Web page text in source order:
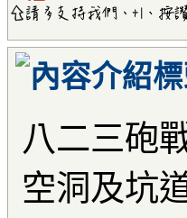
八二三砲
空洞及坑